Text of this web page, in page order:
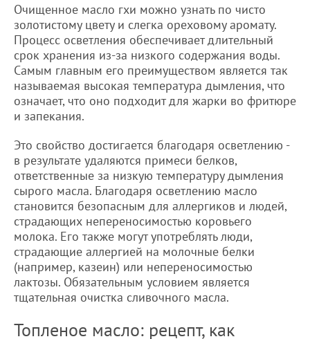
Очищенное масло гхи можно узнать по чисто
золотистому цвету и слегка ореховому аромату.
Процесс осветления обеспечивает длительный
срок хранения из-за низкого содержания воды.
Самым главным его преимуществом является так
называемая высокая температура дымления, что
означает, что оно подходит для жарки во фритюре
и запекания.
Это свойство достигается благодаря осветлению -
в результате удаляются примеси белков,
ответственные за низкую температуру дымления
сырого масла. Благодаря осветлению масло
становится безопасным для аллергиков и людей,
страдающих непереносимостью коровьего
молока. Его также могут употреблять люди,
страдающие аллергией на молочные белки
(например, казеин) или непереносимостью
лактозы. Обязательным условием является
тщательная очистка сливочного масла.
Топленое масло: рецепт, как